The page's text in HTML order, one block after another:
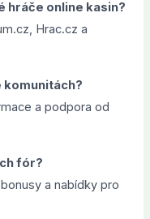
hráče online kasin?
Hrac.cz a
komunitách?
a podpora od
fór?
a nabídky pro